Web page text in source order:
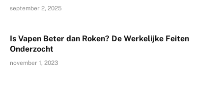
september 2, 2025
Is Vapen Beter dan Roken? De Werkelijke Feiten
Onderzocht
november 1, 2023